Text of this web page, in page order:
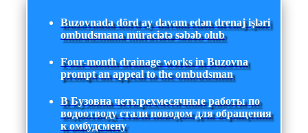
Buzovnada dörd ay davam edən drenaj işləri
ombudsmana müraciətə səbəb olub
Four-month drainage works in Buzovna
prompt an appeal to the ombudsman
В Бузовна четырехмесячные работы по
водоотводу стали поводом для обращения
к омбудсмену